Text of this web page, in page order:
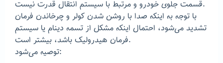
قسمت جلوی خودرو و مرتبط با سیستم انتقال قدرت نیست.
با توجه به اینکه صدا با روشن شدن کولر و چرخاندن فرمان
تشدید می‌شود، احتمال اینکه مشکل از تسمه دینام یا سیستم
فرمان هیدرولیک باشد، بیشتر است.
توصیه می‌شود: